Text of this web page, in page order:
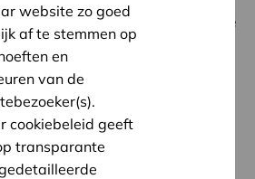
Cera voor de aankoop van een té
onze kleuterspeelplaats. Een
in de vorm van een
er gelezen, gespeeld,
Door de duurzame
wat kleuters hier de komende
aan beleven!
website zo goed
af te stemmen op
en
van de
cookiebeleid geeft
transparante